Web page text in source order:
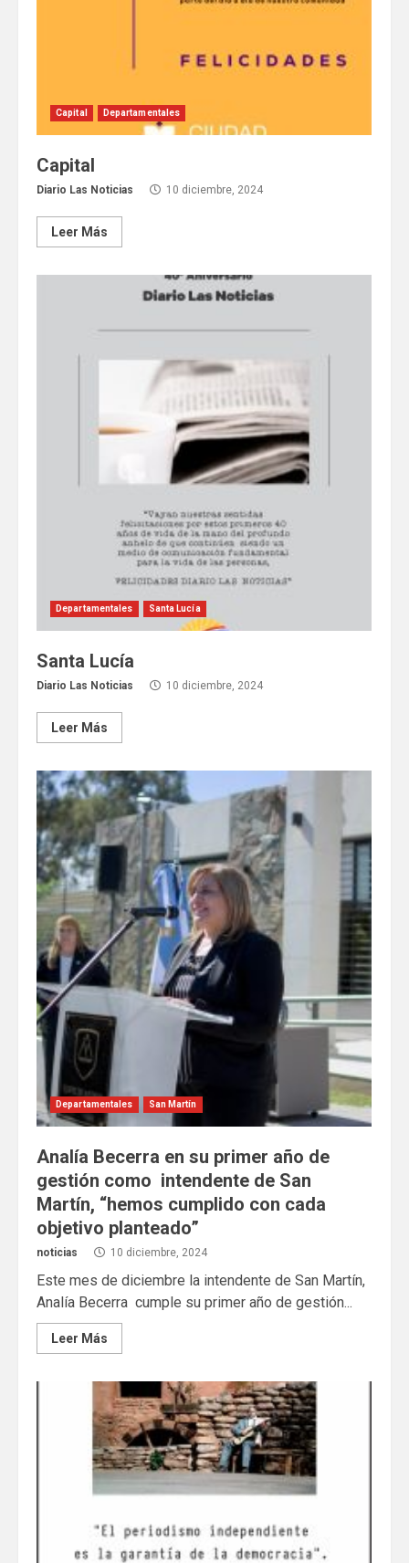
Capital Departamentales
Capital
Diario Las Noticias 10 diciembre, 2024
Leer Más
Departamentales Santa Lucía
Santa Lucía
Diario Las Noticias 10 diciembre, 2024
Leer Más
Departamentales San Martín
Analía Becerra en su primer año de
gestión como intendente de San
Martín, “hemos cumplido con cada
objetivo planteado”
noticias 10 diciembre, 2024
Este mes de diciembre la intendente de San Martín,
Analía Becerra cumple su primer año de gestión...
Leer Más